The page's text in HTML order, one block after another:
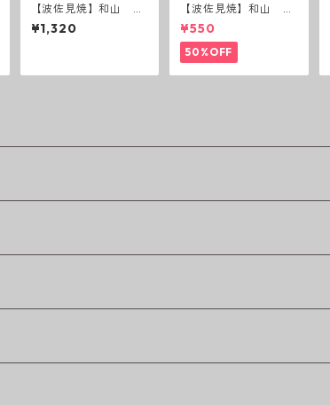
【波佐見焼】和山 ベ
ベルボウル M
¥1,320
【波佐見焼】和山 ボ
ーダー茶碗 赤
¥550
50%OFF